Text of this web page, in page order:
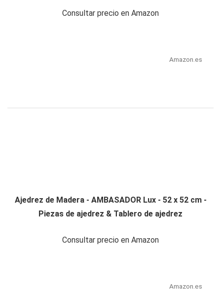
Consultar precio en Amazon
Amazon.es
Ajedrez de Madera - AMBASADOR Lux - 52 x 52 cm -
Piezas de ajedrez & Tablero de ajedrez
Consultar precio en Amazon
Amazon.es